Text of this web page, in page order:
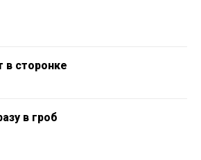
в сторонке
в гроб